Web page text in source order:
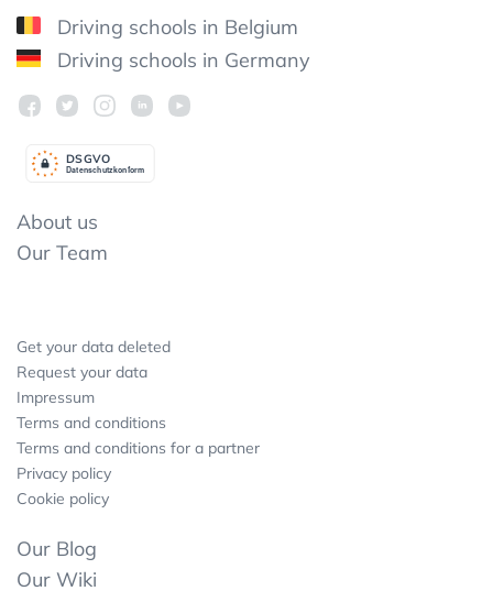
Driving schools in Belgium
Driving schools in Germany
Datenschutzkonform
DSGVO
About us
Our Team
Get your data deleted
Request your data
Impressum
Terms and conditions
Terms and conditions for a partner
Privacy policy
Cookie policy
Our Blog
Our Wiki